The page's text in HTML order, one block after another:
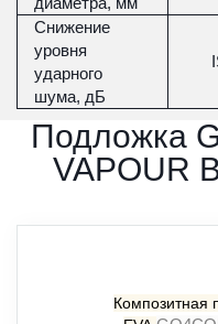
Снижение
уровня
ударного
шума, дБ
Подложка
VAPOUR
Композитная